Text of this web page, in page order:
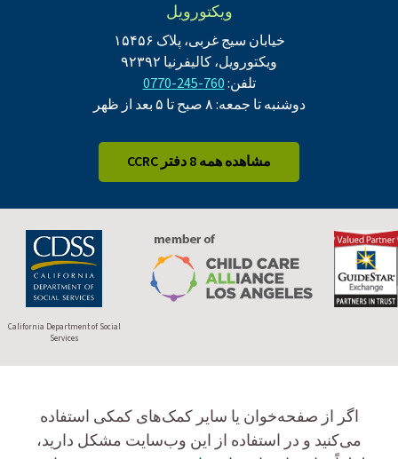
ویکتورویل
خیابان سیج غربی، پلاک ۱۵۴۵۶
ویکتورویل، کالیفرنیا ۹۲۳۹۲
تلفن:760-245-0770
دوشنبه تا جمعه: ۸ صبح تا ۵ بعد از ظهر
مشاهده همه 8 دفتر CCRC
California Department of Social
Services
اگر از صفحه‌خوان یا سایر کمک‌های کمکی استفاده
می‌کنید و در استفاده از این وب‌سایت مشکل دارید،